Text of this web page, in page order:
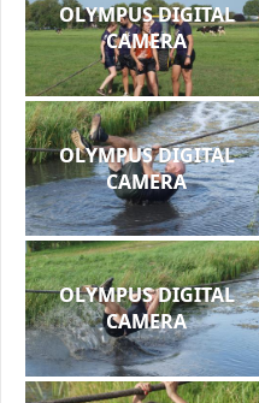
OLYMPUS DIGITAL
CAMERA
OLYMPUS DIGITAL
CAMERA
OLYMPUS DIGITAL
CAMERA